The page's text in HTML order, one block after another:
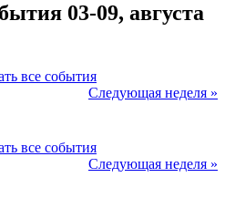
03-09, августа
все события
Следующая неделя »
все события
Следующая неделя »